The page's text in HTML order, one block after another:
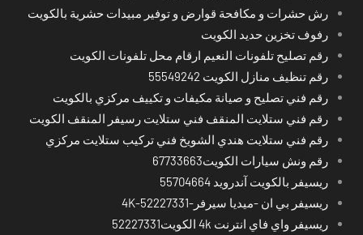
رش حشرات و مكافحة قوارض و توفير مبيدات حشرية بالكويت
رفوف تخزين حديد الكويت
رقم تصليح تلفونات النعيم ارقام محل تلفونات الكويت
رقم تنظيف منازل الكويت 55549242
رقم فني تصليح و صيانة مكيفات و تكييف مركزي بالكويت
رقم فني ستلايت المنقف فني ستلايت رسيفر المنقف الكويت
رقم فني ستلايت هندي الشويخ فني تركيب ستلايت مركزي
رقم ونش سيارات الكويت67733663
ريسيفر بالكويت آندرويد 55704664
ريسيفر بي ان -ميديا سيرفر-4K-52227331
ريسيفر واي فاي انترنت 4k الكويت52227331